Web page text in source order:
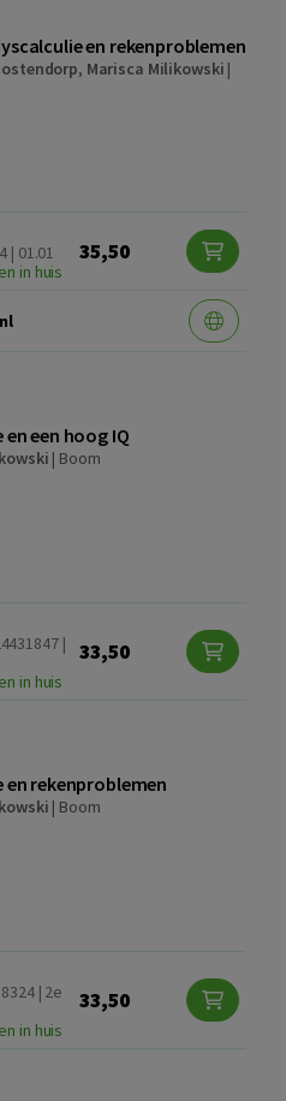
en rekenproblemen
, Marisca Milikowski |
| 01.01
in huis
35,50
en een hoog IQ
| Boom
|
in huis
33,50
en rekenproblemen
| Boom
| 2e
in huis
33,50